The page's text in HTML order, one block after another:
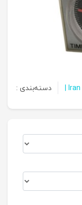
دسته‌بندی :